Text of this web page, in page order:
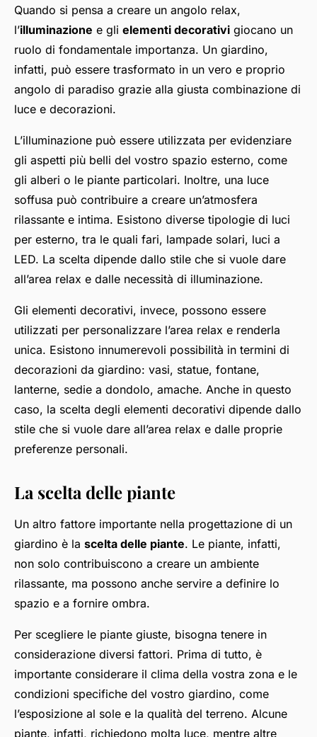
Quando si pensa a creare un angolo relax,
l’illuminazione e gli elementi decorativi giocano un
ruolo di fondamentale importanza. Un giardino,
infatti, può essere trasformato in un vero e proprio
angolo di paradiso grazie alla giusta combinazione di
luce e decorazioni.
L’illuminazione può essere utilizzata per evidenziare
gli aspetti più belli del vostro spazio esterno, come
gli alberi o le piante particolari. Inoltre, una luce
soffusa può contribuire a creare un’atmosfera
rilassante e intima. Esistono diverse tipologie di luci
per esterno, tra le quali fari, lampade solari, luci a
LED. La scelta dipende dallo stile che si vuole dare
all’area relax e dalle necessità di illuminazione.
Gli elementi decorativi, invece, possono essere
utilizzati per personalizzare l’area relax e renderla
unica. Esistono innumerevoli possibilità in termini di
decorazioni da giardino: vasi, statue, fontane,
lanterne, sedie a dondolo, amache. Anche in questo
caso, la scelta degli elementi decorativi dipende dallo
stile che si vuole dare all’area relax e dalle proprie
preferenze personali.
La scelta delle piante
Un altro fattore importante nella progettazione di un
giardino è la scelta delle piante. Le piante, infatti,
non solo contribuiscono a creare un ambiente
rilassante, ma possono anche servire a definire lo
spazio e a fornire ombra.
Per scegliere le piante giuste, bisogna tenere in
considerazione diversi fattori. Prima di tutto, è
importante considerare il clima della vostra zona e le
condizioni specifiche del vostro giardino, come
l’esposizione al sole e la qualità del terreno. Alcune
piante, infatti, richiedono molta luce, mentre altre